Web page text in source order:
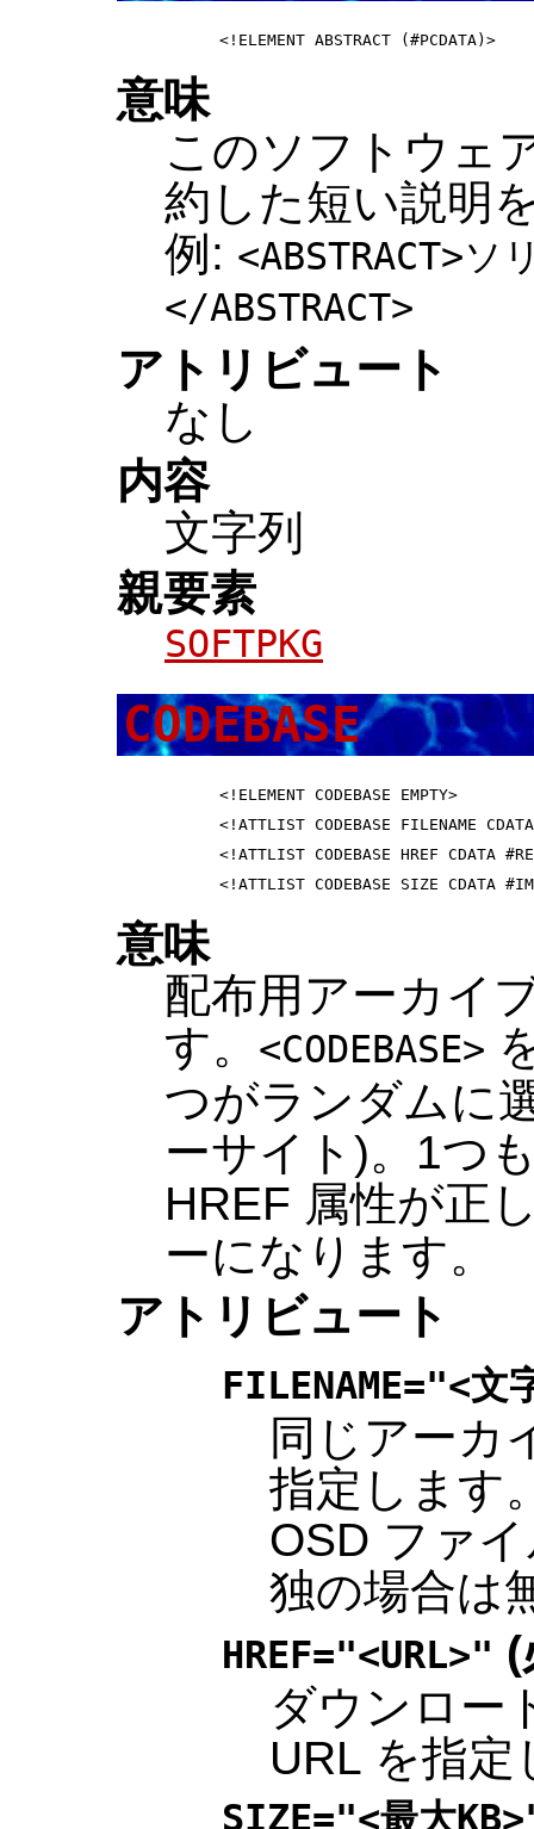
意味
このソフトウェ
約した短い説明
例: <ABSTRACT>
</ABSTRACT>
アトリビュート
なし
内容
文字列
親要素
SOFTPKG
CODEBASE
<!ELEMENT CODEBASE
<!ATTLIST CODEBASE FILENAME
<!ATTLIST CODEBASE HREF CDATA
意味
配布用アーカイ
す。
<CODEBASE>
つがランダムに
ーサイト)。1つ
HREF 属性が正
ーになります。
アトリビュート
FILENAME="<文
同じアーカ
指定します
OSD ファ
独の場合は
HREF="<URL>" (
ダウンロー
URL を指定
SIZE="<最大